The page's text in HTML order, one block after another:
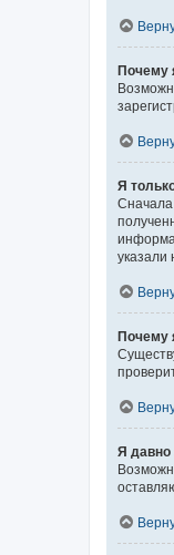
Почему
Я
Сначала
указали
Почему
Я давно